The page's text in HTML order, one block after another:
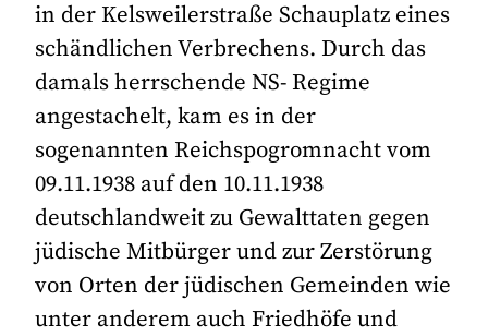
in der Kelsweilerstraße Schauplatz eines
schändlichen Verbrechens. Durch das
damals herrschende NS- Regime
angestachelt, kam es in der
sogenannten Reichspogromnacht vom
09.11.1938 auf den 10.11.1938
deutschlandweit zu Gewalttaten gegen
jüdische Mitbürger und zur Zerstörung
von Orten der jüdischen Gemeinden wie
unter anderem auch Friedhöfe und